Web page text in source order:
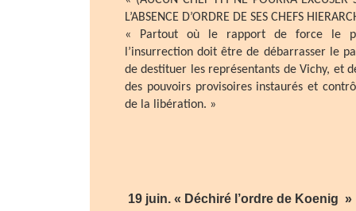
L’ABSENCE D’ORDRE DE SES CHEFS
« Partout où le rapport de force le
l’insurrection doit être de débarrasser le
de destituer les représentants de Vichy, et
des pouvoirs provisoires instaurés et
de la libération. »
19 juin. « Déchiré l’ordre de Koenig »